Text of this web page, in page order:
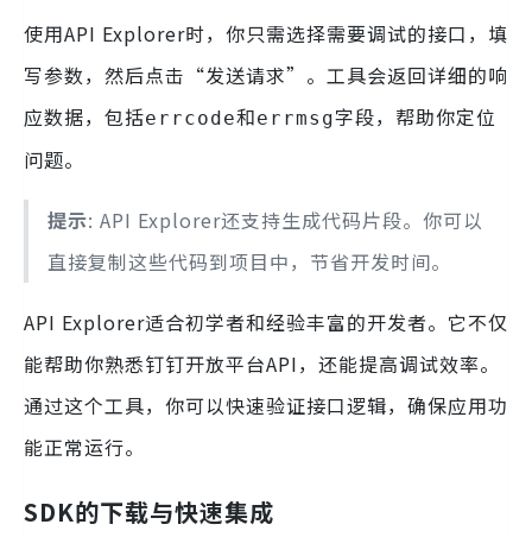
使用API Explorer时，你只需选择需要调试的接口，填
写参数，然后点击“发送请求”。工具会返回详细的响
应数据，包括errcode和errmsg字段，帮助你定位
问题。
提示: API Explorer还支持生成代码片段。你可以
直接复制这些代码到项目中，节省开发时间。
API Explorer适合初学者和经验丰富的开发者。它不仅
能帮助你熟悉钉钉开放平台API，还能提高调试效率。
通过这个工具，你可以快速验证接口逻辑，确保应用功
能正常运行。
SDK的下载与快速集成